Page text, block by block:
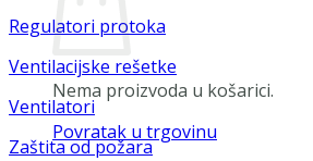
Nema proizvoda u košarici.
Povratak u trgovinu
Regulatori protoka
Ventilacijske rešetke
Ventilatori
Zaštita od požara